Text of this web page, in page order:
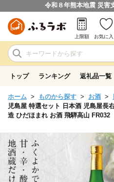
令和８年熊本地震 災害
上限額 お気に入
トップ ランキング 返礼品一覧
ホーム ものから探す お酒
児島屋 特選セット 日本酒 児島屋長
造 ひだほまれ お酒 飛騨高山 FR032